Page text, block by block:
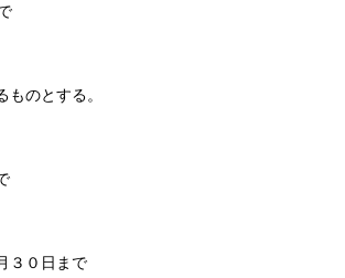
のとする。
０日まで